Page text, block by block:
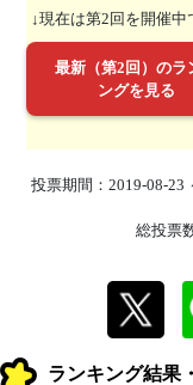
↓現在は第2回を開催中
最新（第2回）のラ
ングを見る
投票期間：2019-08-23
総投票
ランキング結果